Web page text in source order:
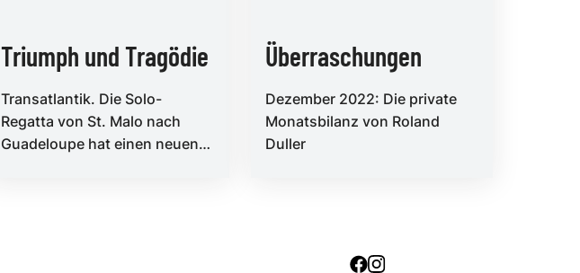
Triumph und Tragödie
Transatlantik. Die Solo-
Regatta von St. Malo nach
Guadeloupe hat einen neuen
Überraschungen
Dezember 2022: Die private
Monatsbilanz von Roland
Duller